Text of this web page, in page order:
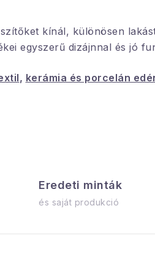
Eredeti minták
és saját produkció
kínál, különösen
egyszerű dizájnnal és jó
, kerámia és porcelán